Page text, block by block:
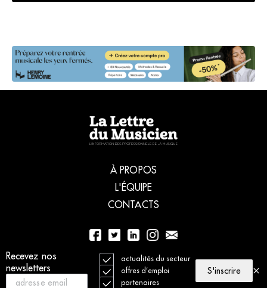
Recevez nos
newsletters
actualités du secteur
offres d’emploi
partenaires
S'inscrire
À PROPOS
L'ÉQUIPE
CONTACTS
01 56 77 04 00